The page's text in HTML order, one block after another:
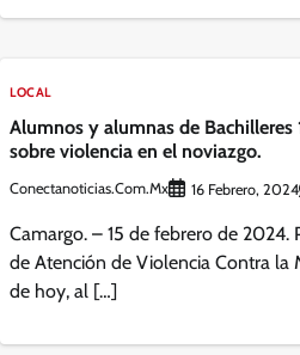
LOCAL
Alumnos y alumnas de Bachilleres
sobre violencia en el noviazgo.
Conectanoticias.com.mx 16 Febrero, 2024
Camargo. – 15 de febrero de 2024.
de Atención de Violencia Contra la
de hoy, al […]